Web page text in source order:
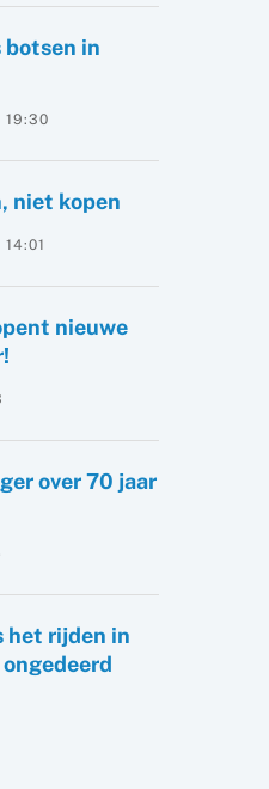
in
19:30
niet kopen
nieuwe
over 70 jaar
het rijden in